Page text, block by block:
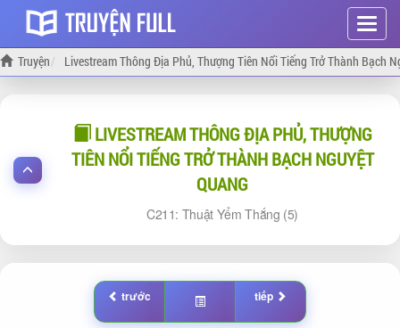
Hiện
menu
Truyện Livestream Thông Địa Phủ, Thượng Tiên Nổi Tiếng Trở Thành Bạch
LIVESTREAM THÔNG ĐỊA PHỦ, THƯỢNG
TIÊN NỔI TIẾNG TRỞ THÀNH BẠCH NGUYỆT
QUANG
211: Thuật Yểm Thắng (5)
trước tiếp